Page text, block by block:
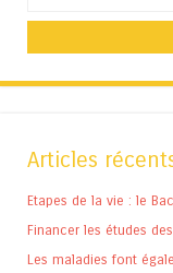
Articles
Etapes de la vie : le
Financer les études
Les maladies font